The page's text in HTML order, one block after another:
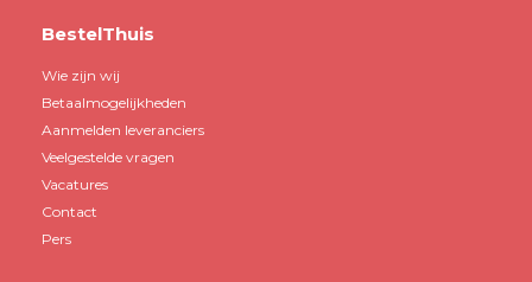
BestelThuis
Wie zijn wij
Betaalmogelijkheden
Aanmelden leveranciers
Veelgestelde vragen
Vacatures
Contact
Pers